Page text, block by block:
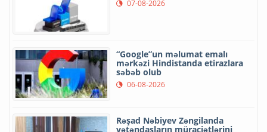
07-08-2026
“Google”un məlumat emalı
mərkəzi Hindistanda etirazlara
səbəb olub
06-08-2026
Rəşad Nəbiyev Zəngilanda
vətəndaşların müraciətlərini